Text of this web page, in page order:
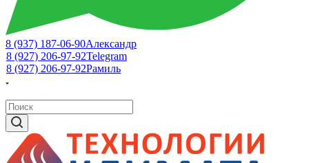
8 (937) 187-06-90Александр
8 (927) 206-97-92Telegram
8 (927) 206-97-92Рамиль